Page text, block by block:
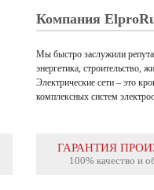
Компания
Мы быстро заслужили
энергетика,
Электрические сети – это
комплексных систем
ГАРАНТИЯ
100% качество и